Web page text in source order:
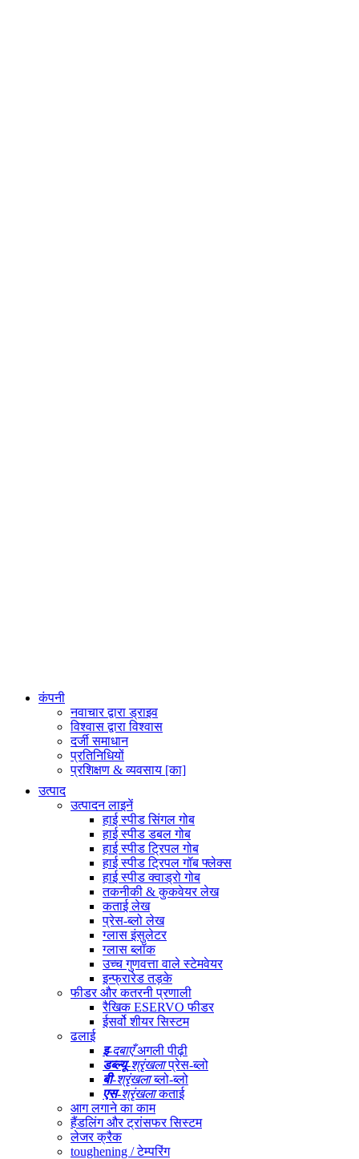
कंपनी
नवाचार द्वारा ड्राइव
विश्वास द्वारा विश्वास
दर्जी समाधान
प्रतिनिधियों
प्रशिक्षण & व्यवसाय [का]
उत्पाद
उत्पादन लाइनें
हाई स्पीड सिंगल गोब
हाई स्पीड डबल गोब
हाई स्पीड ट्रिपल गोब
हाई स्पीड ट्रिपल गॉब फ्लेक्स
हाई स्पीड क्वाड्रो गोब
तकनीकी & कुकवेयर लेख
कताई लेख
प्रेस-ब्लो लेख
ग्लास इंसुलेटर
ग्लास ब्लॉक
उच्च गुणवत्ता वाले स्टेमवेयर
इन्फ्रारेड तड़के
फीडर और कतरनी प्रणाली
रैखिक ESERVO फीडर
ईसर्वो शीयर सिस्टम
ढलाई
इ-दबाएँअगली पीढ़ी
डब्ल्यू-श्रृंखलाप्रेस-ब्लो
बी-श्रृंखलाब्लो-ब्लो
एस-श्रृंखलाकताई
आग लगाने का काम
हैंडलिंग और ट्रांसफर सिस्टम
लेजर क्रैक
toughening / टेम्परिंग